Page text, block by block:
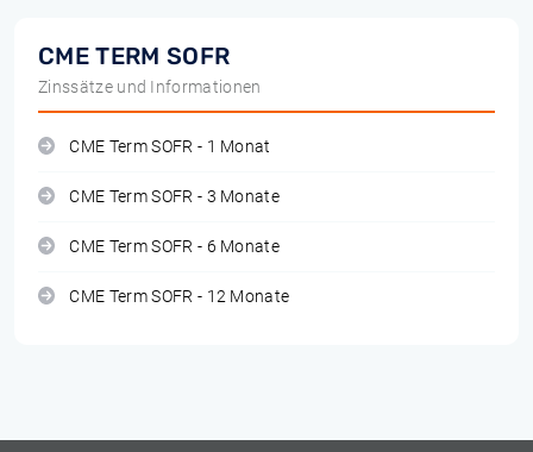
CME TERM SOFR
Zinssätze und Informationen
CME Term SOFR - 1 Monat
CME Term SOFR - 3 Monate
CME Term SOFR - 6 Monate
CME Term SOFR - 12 Monate